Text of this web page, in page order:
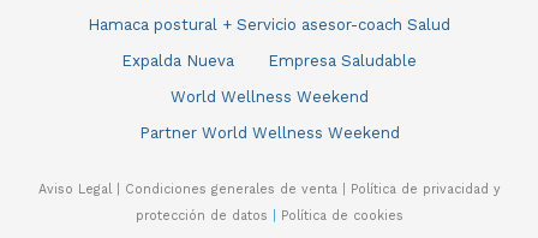
Hamaca postural + Servicio asesor-coach Salud
Expalda Nueva
Empresa Saludable
World Wellness Weekend
Partner World Wellness Weekend
Aviso Legal| Condiciones generales de venta|
Política de privacidad y
protección de datos
Política de cookies